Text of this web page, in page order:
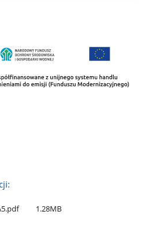
1.28MB